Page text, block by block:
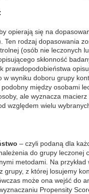
opierają się na
Ten rodzaj dopasowania
(osób nie leczonych
skłonność
prawdopodobieństwa
wyniku doboru grupy
między osobami
ale wyznacza
względem wielu
– czyli podaną dla
do grupy leczonej
metodami. Na
grupy, z której losujemy
może ona wejść do
Propensity